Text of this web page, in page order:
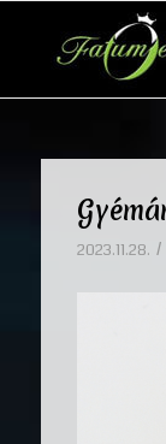
2023.11.28. /